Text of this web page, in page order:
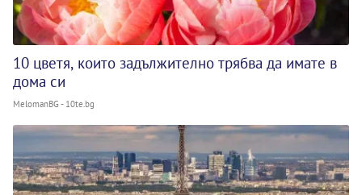
10 цветя, които задължително трябва да имате в
дома си
MelomanBG - 10te.bg